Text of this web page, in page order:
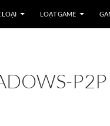
LOẠI LOẠT GAME
P2P